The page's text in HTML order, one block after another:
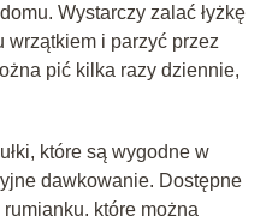
Wystarczy zalać łyżkę
i parzyć przez
pić kilka razy dziennie,
które są wygodne w
dawkowanie. Dostępne
które można